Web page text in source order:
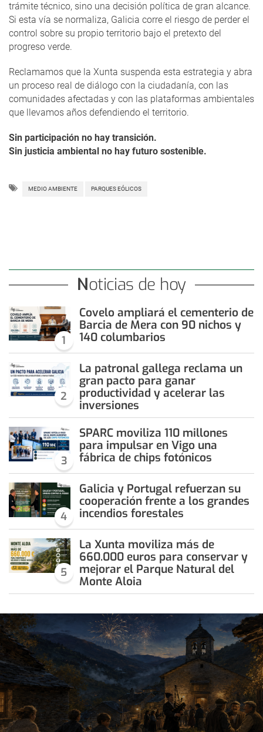
trámite técnico, sino una decisión política de gran alcance.
Si esta vía se normaliza, Galicia corre el riesgo de perder el
control sobre su propio territorio bajo el pretexto del
progreso verde.
Reclamamos que la Xunta suspenda esta estrategia y abra
un proceso real de diálogo con la ciudadanía, con las
comunidades afectadas y con las plataformas ambientales
que llevamos años defendiendo el territorio.
Sin participación no hay transición.
Sin justicia ambiental no hay futuro sostenible.
MEDIO AMBIENTE PARQUES EÓLICOS
Noticias de hoy
1
Covelo ampliará el cementerio de
Barcia de Mera con 90 nichos y
140 columbarios
2
La patronal gallega reclama un
gran pacto para ganar
productividad y acelerar las
inversiones
3
SPARC moviliza 110 millones
para impulsar en Vigo una
fábrica de chips fotónicos
4
Galicia y Portugal refuerzan su
cooperación frente a los grandes
incendios forestales
5
La Xunta moviliza más de
660.000 euros para conservar y
mejorar el Parque Natural del
Monte Aloia